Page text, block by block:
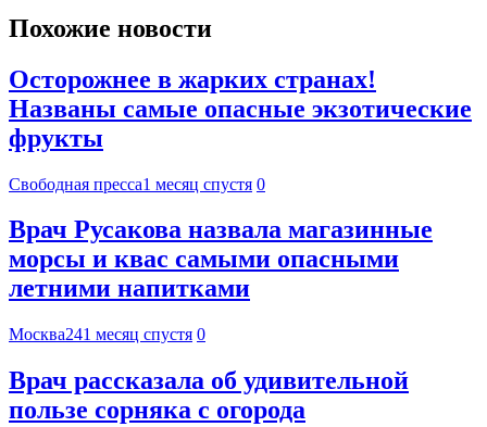
Похожие новости
Осторожнее в жарких странах!
Названы самые опасные экзотические
фрукты
Свободная пресса1 месяц спустя 0
Врач Русакова назвала магазинные
морсы и квас самыми опасными
летними напитками
Москва241 месяц спустя 0
Врач рассказала об удивительной
пользе сорняка с огорода